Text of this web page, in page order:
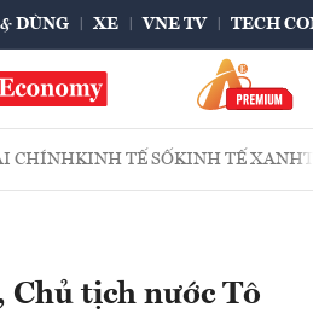
DÙNG XE VNE TV TECH
CHÍNHKINH TẾ SỐKINH TẾ XANH
Chủ tịch nước Tô